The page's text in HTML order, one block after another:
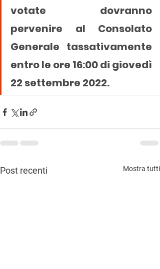
votate dovranno
pervenire al Consolato
Generale tassativamente
entro le ore 16:00 di giovedì
22 settembre 2022.
Post recenti Mostra tutti